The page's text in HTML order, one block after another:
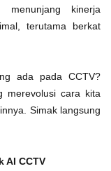
kinerja
terutama berkat
ada pada CCTV?
merevolusi cara kita
Simak langsung
AI CCTV